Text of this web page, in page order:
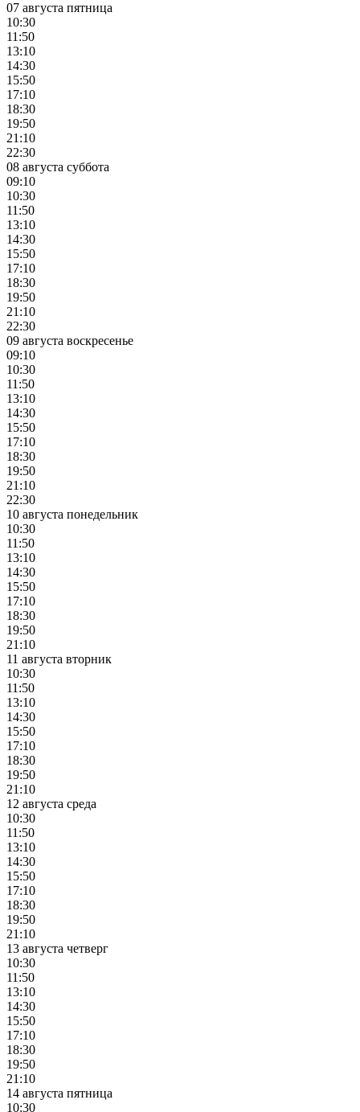
07 августа пятница
10:30
11:50
13:10
14:30
15:50
17:10
18:30
19:50
21:10
22:30
08 августа суббота
09:10
10:30
11:50
13:10
14:30
15:50
17:10
18:30
19:50
21:10
22:30
09 августа воскресенье
09:10
10:30
11:50
13:10
14:30
15:50
17:10
18:30
19:50
21:10
22:30
10 августа понедельник
10:30
11:50
13:10
14:30
15:50
17:10
18:30
19:50
21:10
11 августа вторник
10:30
11:50
13:10
14:30
15:50
17:10
18:30
19:50
21:10
12 августа среда
10:30
11:50
13:10
14:30
15:50
17:10
18:30
19:50
21:10
13 августа четверг
10:30
11:50
13:10
14:30
15:50
17:10
18:30
19:50
21:10
14 августа пятница
10:30